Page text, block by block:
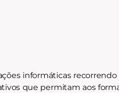
informáticas
que permitam aos